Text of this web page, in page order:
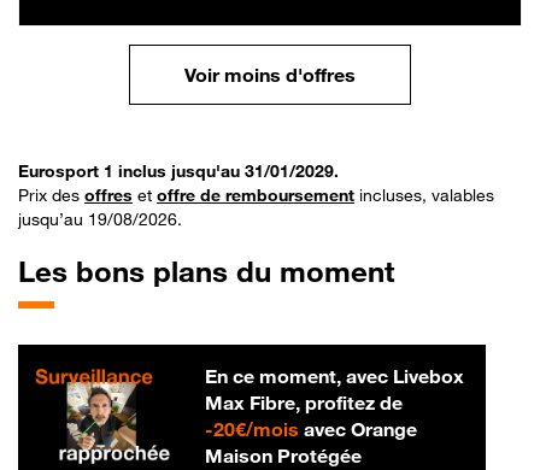
Voir moins d'offres
Eurosport 1 inclus jusqu'au 31/01/2029.
Prix des offres et offre de remboursement incluses, valables
jusqu’au 19/08/2026.
Les bons plans du moment
En ce moment, avec Livebox
Max Fibre, profitez de
-20€/mois20 € par mois
avec Orange
Maison Protégée